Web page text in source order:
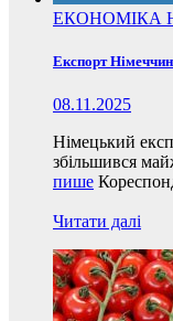
ЕКОНОМІКА
Експорт
08.11.2025
Німецький
збільшився
пише
Читати далі